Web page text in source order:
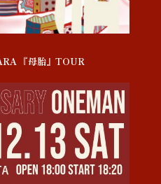
『母胎』TOUR